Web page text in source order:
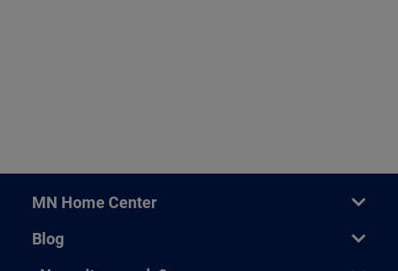
MN Home Center
Blog